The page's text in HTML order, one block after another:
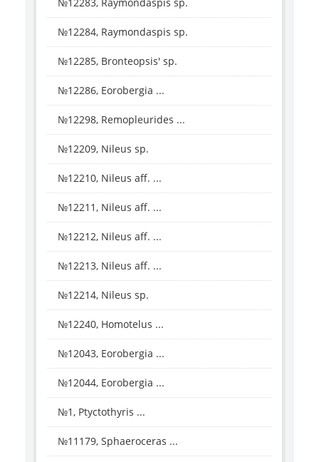
№12284, Raymondaspis sp.
№12285, Bronteopsis' sp.
№12286, Eorobergia ...
№12298, Remopleurides ...
№12209, Nileus sp.
№12210, Nileus aff. ...
№12211, Nileus aff. ...
№12212, Nileus aff. ...
№12213, Nileus aff. ...
№12214, Nileus sp.
№12240, Homotelus ...
№12043, Eorobergia ...
№12044, Eorobergia ...
№1, Ptyctothyris ...
№11179, Sphaeroceras ...